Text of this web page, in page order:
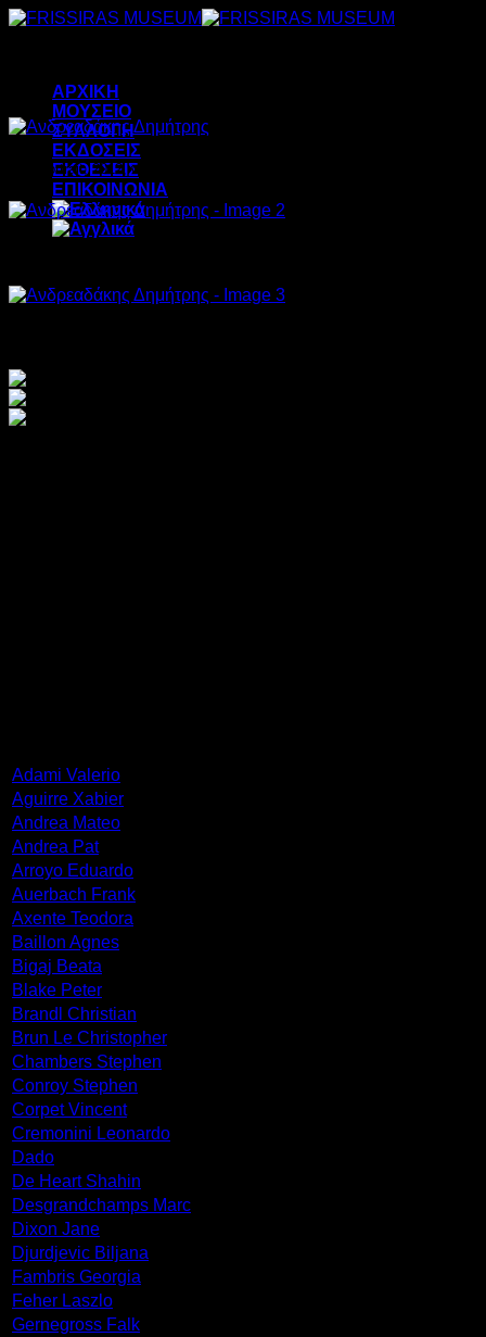
Μετάβαση
ΑΡΧΙΚΗ
ΜΟΥΣΕΙΟ
ΣΥΛΛΟΓΗ
ΕΚΔΟΣΕΙΣ
ΕΚΘΕΣΕΙΣ
ΕΠΙΚΟΙΝΩΝΙΑ
Self Portrait, 2012, watercolor, 50x66cm
Adami Valerio
Aguirre Xabier
Andrea Mateo
Andrea Pat
Arroyo Eduardo
Auerbach Frank
Axente Teodora
Baillon Agnes
Bigaj Beata
Blake Peter
Brandl Christian
Brun Le Christopher
Chambers Stephen
Conroy Stephen
Corpet Vincent
Cremonini Leonardo
Dado
De Heart Shahin
Desgrandchamps Marc
Dixon Jane
Djurdjevic Biljana
Fambris Georgia
Feher Laszlo
Gernegross Falk